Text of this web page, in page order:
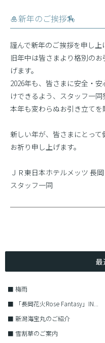
🎍新年のご挨拶🏇
謹んで新年のご挨拶を申し上
旧年中は皆さまより格別の
げます。
2026年も、皆さまに安全・
けできるよう、スタッフ一同
本年も変わらぬお引き立てを
新しい年が、皆さまにとっ
お祈り申し上げます。
ＪＲ東日本ホテルメッツ 長岡
スタッフ一同
最
■ 梅雨
■
「長岡花火Rose Fantasy」IN...
■ 新潟海宝丸のご紹介
■ 雪割草のご案内